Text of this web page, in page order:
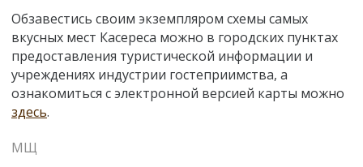
Обзавестись своим экземпляром схемы самых
вкусных мест Касереса можно в городских пунктах
предоставления туристической информации и
учреждениях индустрии гостеприимства, а
ознакомиться с электронной версией карты можно
здесь.
МЩ